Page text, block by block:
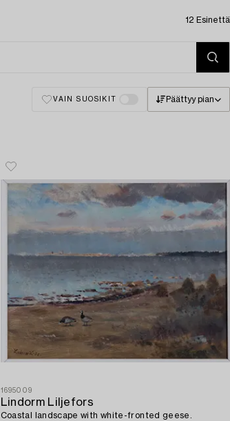
12 Esinettä
VAIN SUOSIKIT Päättyy pian
1695009
Lindorm Liljefors
Coastal landscape with white-fronted geese.